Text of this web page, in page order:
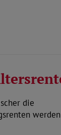
die